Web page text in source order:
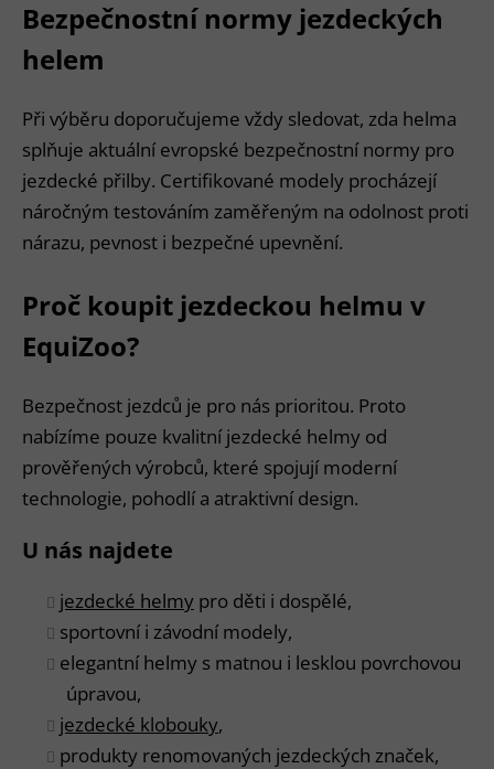
Bezpečnostní normy jezdeckých
helem
Při výběru doporučujeme vždy sledovat, zda helma
splňuje aktuální evropské bezpečnostní normy pro
jezdecké přilby. Certifikované modely procházejí
náročným testováním zaměřeným na odolnost proti
nárazu, pevnost i bezpečné upevnění.
Proč koupit jezdeckou helmu v
EquiZoo?
Bezpečnost jezdců je pro nás prioritou. Proto
nabízíme pouze kvalitní jezdecké helmy od
prověřených výrobců, které spojují moderní
technologie, pohodlí a atraktivní design.
U nás najdete
jezdecké helmy pro děti i dospělé,
sportovní i závodní modely,
elegantní helmy s matnou i lesklou povrchovou
úpravou,
jezdecké klobouky,
produkty renomovaných jezdeckých značek,